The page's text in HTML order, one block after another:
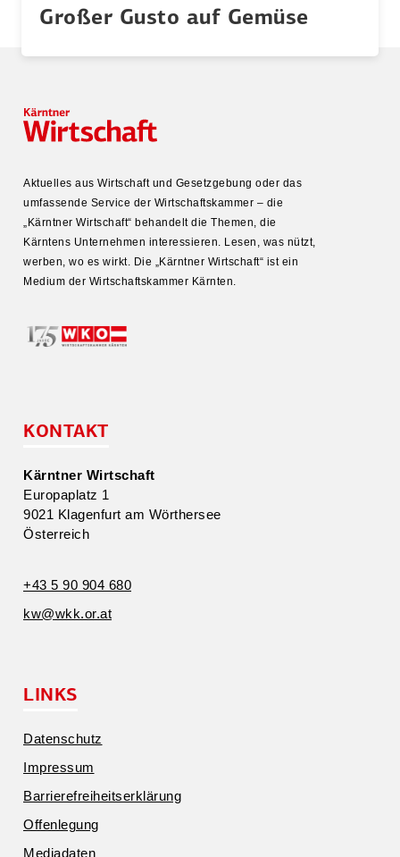
Großer Gusto auf Gemüse
Aktuelles aus Wirtschaft und Gesetz­gebung oder das
umfas­sende Service der Wirtschafts­kammer – die
„Kärntner Wirtschaft“ behandelt die Themen, die
Kärntens Unter­nehmen inter­es­sieren. Lesen, was nützt,
werben, wo es wirkt. Die „Kärntner Wirtschaft“ ist ein
Medium der Wirtschafts­kammer Kärnten.
KONTAKT
Kärntner Wirtschaft
Europa­platz 1
9021 Klagenfurt am Wörthersee
Öster­reich
+43 5 90 904 680
kw@​wkk.​or.​at
LINKS
Daten­schutz
Impressum
Barrie­re­frei­heits­er­klärung
Offen­legung
Media­daten